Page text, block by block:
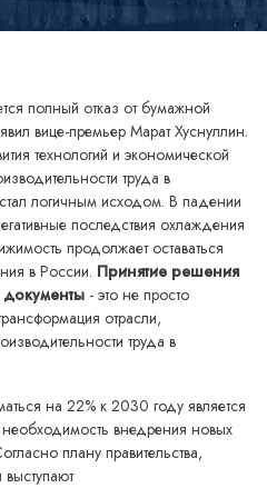
полный отказ от бумажной
вице-премьер Марат Хуснуллин.
технологий и экономической
труда в
логичным исходом. В падении
последствия охлаждения
продолжает оставаться
в России. Принятие решения
- это не просто
отрасли,
труда в
на 22% к 2030 году является
внедрения новых
плану правительства,
выступают